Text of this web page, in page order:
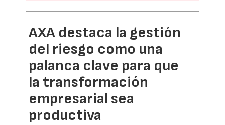
AXA destaca la gestión
del riesgo como una
palanca clave para que
la transformación
empresarial sea
productiva